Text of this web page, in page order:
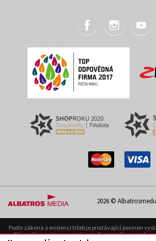
2026 ©
Podle zákona o evidenci tržeb je prodávající povinen
Zároveň je povinen zaevidovat přijatou tržbu u